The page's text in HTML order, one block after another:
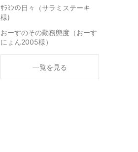
ｻﾗﾐﾝの日々（サラミステーキ
様)
おーすのその勤務態度（おーす
にょん2005様）
一覧を見る